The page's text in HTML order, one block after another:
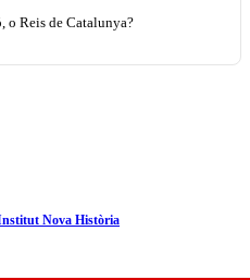
o Reis de Catalunya?
Nova Història